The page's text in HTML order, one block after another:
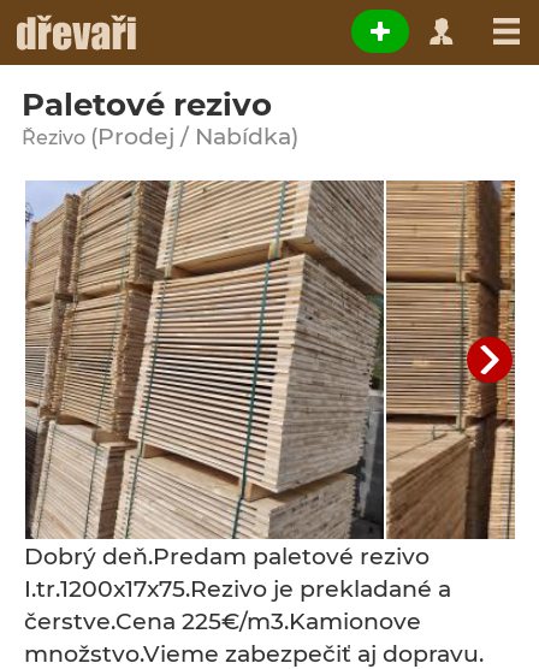
Paletové rezivo
Řezivo (Prodej / Nabídka)
Dobrý deň.Predam paletové rezivo
I.tr.1200x17x75.Rezivo je prekladané a
čerstve.Cena 225€/m3.Kamionove
množstvo.Vieme zabezpečiť aj dopravu.